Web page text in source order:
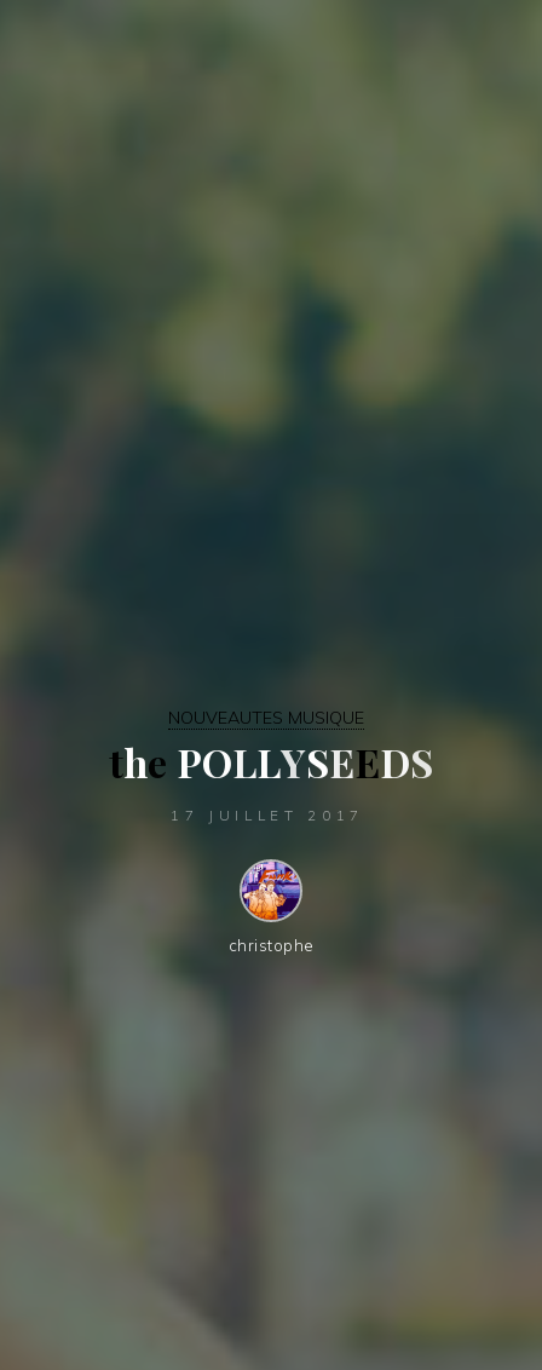
NOUVEAUTES MUSIQUE
the POLLYSEEDS
17 JUILLET 2017
christophe